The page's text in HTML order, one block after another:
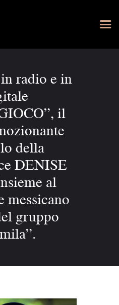
radio e in
il
della
DENISE
al
messicano
gruppo